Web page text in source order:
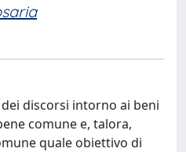
discorsi intorno ai beni
comune e, talora,
quale obiettivo di